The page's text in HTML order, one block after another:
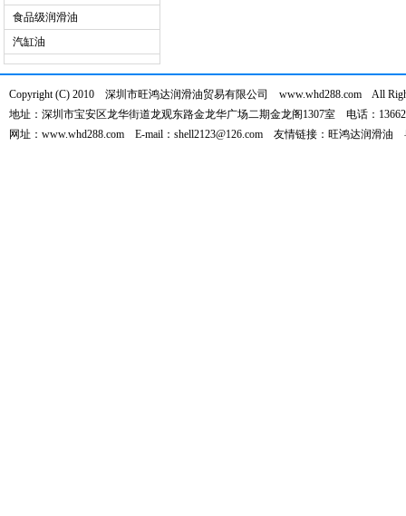
食品级润滑油
汽缸油
Copyright (C) 2010 深圳市旺鸿达润滑油贸易有限公司 www.whd288.com All
地址：深圳市宝安区龙华街道龙观东路金龙华广场二期金龙阁1307室 电话：
网址：www.whd288.com E-mail：shell2123@126.com 友情链接： 旺鸿达润滑油